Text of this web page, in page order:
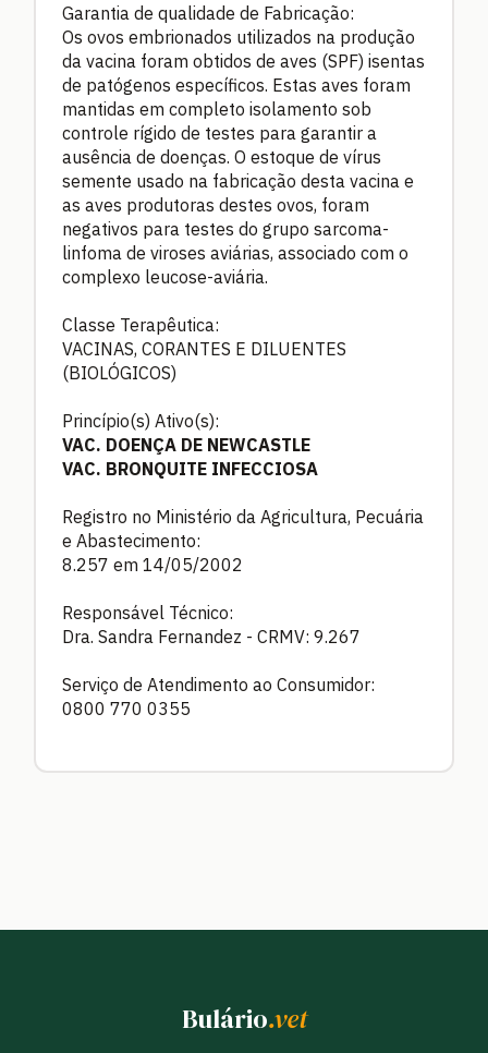
Garantia de qualidade de Fabricação:
Os ovos embrionados utilizados na produção
da vacina foram obtidos de aves (SPF) isentas
de patógenos específicos. Estas aves foram
mantidas em completo isolamento sob
controle rígido de testes para garantir a
ausência de doenças. O estoque de vírus
semente usado na fabricação desta vacina e
as aves produtoras destes ovos, foram
negativos para testes do grupo sarcoma-
linfoma de viroses aviárias, associado com o
complexo leucose-aviária.
Classe Terapêutica:
VACINAS, CORANTES E DILUENTES
(BIOLÓGICOS)
Princípio(s) Ativo(s):
VAC. DOENÇA DE NEWCASTLE
VAC. BRONQUITE INFECCIOSA
Registro no Ministério da Agricultura, Pecuária
e Abastecimento:
8.257 em 14/05/2002
Responsável Técnico:
Dra. Sandra Fernandez - CRMV: 9.267
Serviço de Atendimento ao Consumidor:
0800 770 0355
Bulário.vet